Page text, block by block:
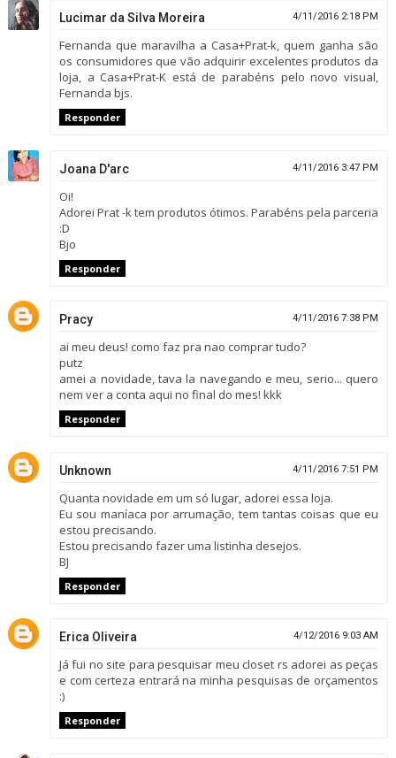
Lucimar da Silva Moreira 4/11/2016 2:18 PM
Fernanda que maravilha a Casa+Prat-k, quem ganha são
os consumidores que vão adquirir excelentes produtos da
loja, a Casa+Prat-K está de parabéns pelo novo visual,
Fernanda bjs.
Responder
Joana D'arc 4/11/2016 3:47 PM
Oi!
Adorei Prat -k tem produtos ótimos. Parabéns pela parceria
:D
Bjo
Responder
Pracy 4/11/2016 7:38 PM
ai meu deus! como faz pra nao comprar tudo?
putz
amei a novidade, tava la navegando e meu, serio... quero
nem ver a conta aqui no final do mes! kkk
Responder
Unknown 4/11/2016 7:51 PM
Quanta novidade em um só lugar, adorei essa loja.
Eu sou maníaca por arrumação, tem tantas coisas que eu
estou precisando.
Estou precisando fazer uma listinha desejos.
BJ
Responder
Erica Oliveira 4/12/2016 9:03 AM
Já fui no site para pesquisar meu closet rs adorei as peças
e com certeza entrará na minha pesquisas de orçamentos
:)
Responder